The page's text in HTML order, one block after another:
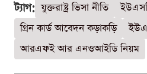
ট্যাগ: যুক্তরাষ্ট্র ভিসা নীতি
গ্রিন কার্ড আবেদন কড়াকড়ি
আরএফই আর এনওআইডি নিয়ম